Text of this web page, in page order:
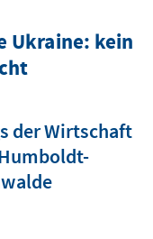
Ukraine: kein
der Wirtschaft